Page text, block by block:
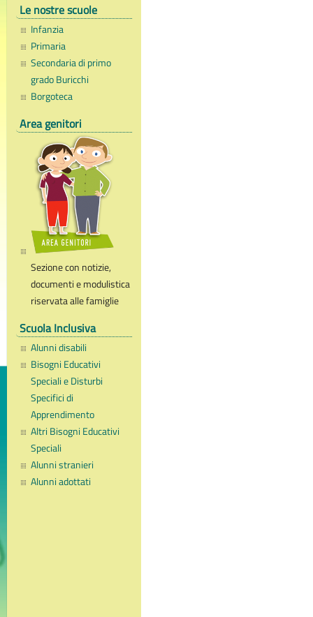
Le nostre scuole
Infanzia
Primaria
Secondaria di primo
grado Buricchi
Borgoteca
Area genitori
Sezione con notizie,
documenti e modulistica
riservata alle famiglie
Scuola Inclusiva
Alunni disabili
Bisogni Educativi
Speciali e Disturbi
Specifici di
Apprendimento
Altri Bisogni Educativi
Speciali
Alunni stranieri
Alunni adottati